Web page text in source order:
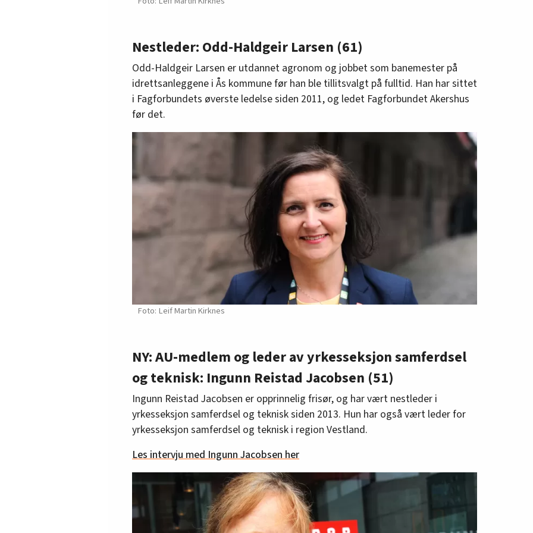
Nestleder: Odd-Haldgeir Larsen (61)
Odd-Haldgeir Larsen er utdannet agronom og jobbet som banemester på
idrettsanleggene i Ås kommune før han ble tillitsvalgt på fulltid. Han har sittet
i Fagforbundets øverste ledelse siden 2011, og ledet Fagforbundet Akershus
før det.
Leif Martin Kirknes
NY: AU-medlem og leder av yrkesseksjon samferdsel
og teknisk: Ingunn Reistad Jacobsen (51)
Ingunn Reistad Jacobsen er opprinnelig frisør, og har vært nestleder i
yrkesseksjon samferdsel og teknisk siden 2013. Hun har også vært leder for
yrkesseksjon samferdsel og teknisk i region Vestland.
Les intervju med Ingunn Jacobsen her